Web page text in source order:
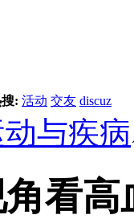
: 活动 交友 discuz
与疾病
看高